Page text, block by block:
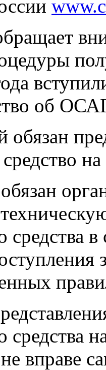
об
обязан
средства
средства
вправе